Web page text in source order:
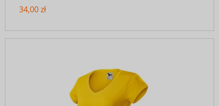
34,00 zł